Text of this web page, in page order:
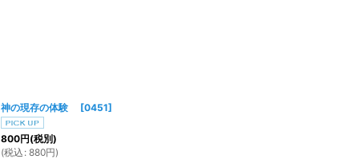
神の現存の体験 [0451]
800円(税別)
(税込 : 880円)